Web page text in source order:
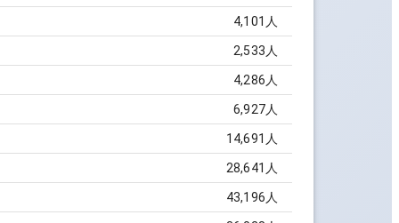
4,101 人
2,533 人
4,286 人
6,927人
14,691 人
28,641 人
43,196 人